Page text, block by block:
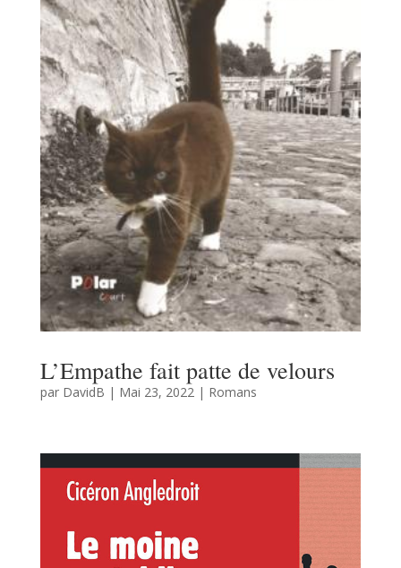
L’Empathe fait patte de velours
par DavidB | Mai 23, 2022| Romans